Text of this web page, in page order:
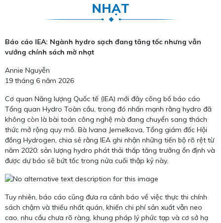
NHẠT
Báo cáo IEA: Ngành hydro sạch đang tăng tốc nhưng vẫn
vướng chính sách mờ nhạt
Annie Nguyễn
19 tháng 6 năm 2026
Cơ quan Năng lượng Quốc tế (IEA) mới đây công bố báo cáo
Tổng quan Hydro Toàn cầu, trong đó nhấn mạnh rằng hydro đã
không còn là bài toán công nghệ mà đang chuyển sang thách
thức mở rộng quy mô. Bà Ivana Jemelkova, Tổng giám đốc Hội
đồng Hydrogen, chia sẻ rằng IEA ghi nhận những tiến bộ rõ rệt từ
năm 2020: sản lượng hydro phát thải thấp tăng trưởng ổn định và
được dự báo sẽ bứt tốc trong nửa cuối thập kỷ này.
Tuy nhiên, báo cáo cũng đưa ra cảnh báo về việc thực thi chính
sách chậm và thiếu nhất quán, khiến chi phí sản xuất vẫn neo
cao, nhu cầu chưa rõ ràng, khung pháp lý phức tạp và cơ sở hạ